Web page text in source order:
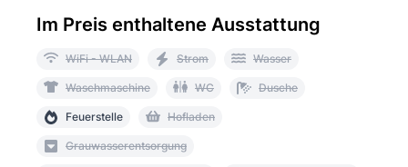
Im Preis enthaltene Ausstattung
WiFi - WLAN Strom Wasser
Waschmaschine WC Dusche
Feuerstelle Hofladen
Grauwasserentsorgung